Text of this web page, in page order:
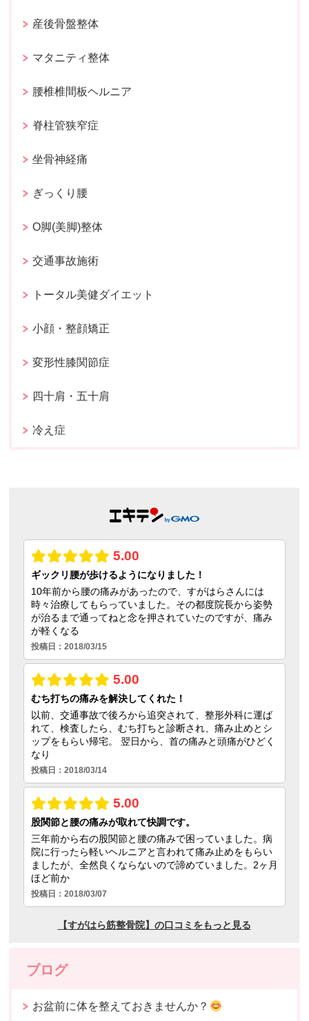
産後骨盤整体
マタニティ整体
腰椎椎間板ヘルニア
脊柱管狭窄症
坐骨神経痛
ぎっくり腰
O脚(美脚)整体
交通事故施術
トータル美健ダイエット
小顔・整顔矯正
変形性膝関節症
四十肩・五十肩
冷え症
ブログ
お盆前に体を整えておきませんか？